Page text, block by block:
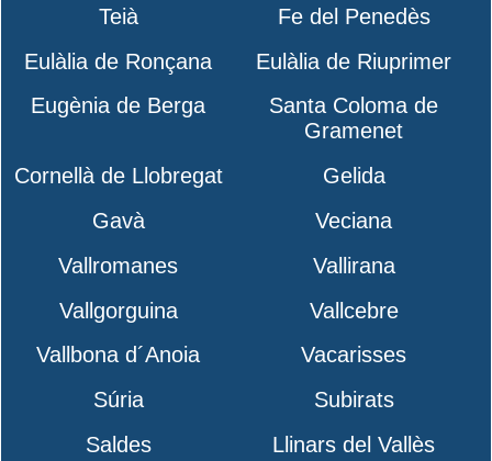
Teià
Fe del Penedès
Eulàlia de Ronçana
Eulàlia de Riuprimer
Eugènia de Berga
Santa Coloma de
Gramenet
Cornellà de Llobregat
Gelida
Gavà
Veciana
Vallromanes
Vallirana
Vallgorguina
Vallcebre
Vallbona d´Anoia
Vacarisses
Súria
Subirats
Saldes
Llinars del Vallès